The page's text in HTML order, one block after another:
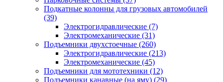
Подкатные колонны для грузовых автомобилей
(39)
Электрогидравлические (7)
Электромеханические (31)
Подъемники двухстоечные (260)
Электрогидравлические (213)
Электромеханические (45)
Подъемники для мототехники (12)
Подъемники канавные (на яму) (29)